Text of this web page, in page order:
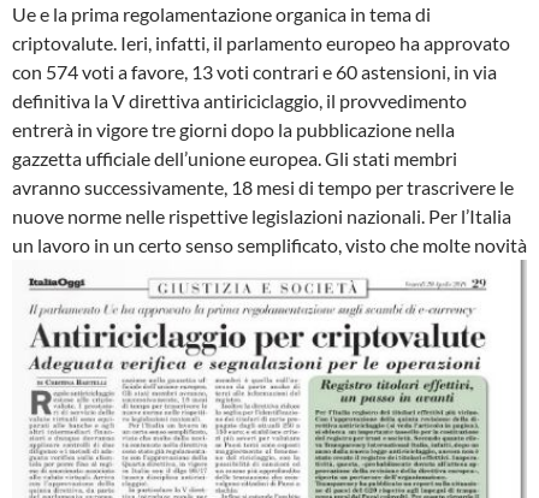
Ue e la prima regolamentazione organica in tema di
criptovalute. Ieri, infatti, il parlamento europeo ha approvato
con 574 voti a favore, 13 voti contrari e 60 astensioni, in via
definitiva la V direttiva antiriciclaggio, il provvedimento
entrerà in vigore tre giorni dopo la pubblicazione nella
gazzetta ufficiale dell’unione europea. Gli stati membri
avranno successivamente, 18 mesi di tempo per trascrivere le
nuove norme nelle rispettive legislazioni nazionali. Per l’Italia
un lavoro in un certo senso semplificato, visto che molte novità